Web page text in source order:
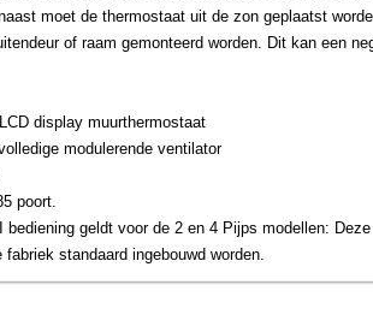
moet de thermostaat uit de zon geplaatst
of raam gemonteerd worden. Dit kan een
display muurthermostaat
modulerende ventilator
poort.
bediening geldt voor de 2 en 4 Pijps modellen:
fabriek standaard ingebouwd worden.